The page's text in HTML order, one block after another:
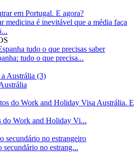
em Portugal. E agora?
medicina é inevitável que a média faça
tudo o que precisa...
do Work and Holiday Vi...
secundário no estrang...